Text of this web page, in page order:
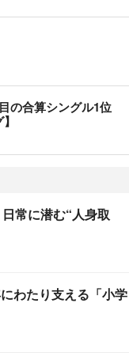
の合算シングル1位
常に潜む“人身取
わたり支える「小学